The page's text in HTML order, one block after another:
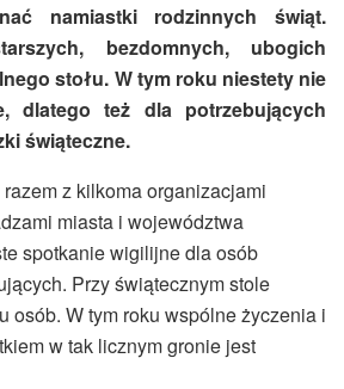
namiastki rodzinnych świąt.
bezdomnych, ubogich
stołu. W tym roku niestety nie
dlatego też dla potrzebujących
świąteczne.
z kilkoma organizacjami
miasta i województwa
spotkanie wigilijne dla osób
Przy świątecznym stole
osób. W tym roku wspólne życzenia i
w tak licznym gronie jest